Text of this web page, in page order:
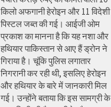
किलो अफगानी हेरोइन और 11 विदेशी
पिस्टल जब्त की गई। आईजी ओम
प्रकाश का मानना है कि यह नशा और
हथियार पाकिस्तान से आए हैं ड्रोन ने
गिराया है। चूंकि पुलिस लगातार
निगरानी कर रही थी, इसलिए हेरोइन
और हथियार के बारे में जानकारी मिल
गई। उन्होंने बताया कि इस सामग्री के